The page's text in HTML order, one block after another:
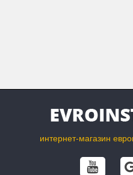
интернет-магазин